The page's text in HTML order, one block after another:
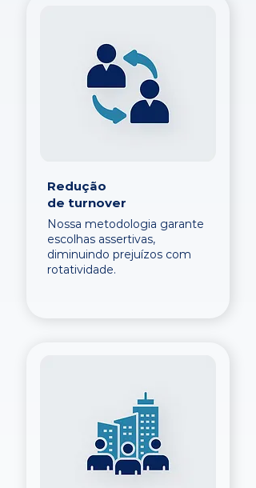
Redução
de turnover
Nossa metodologia garante
escolhas assertivas,
diminuindo prejuízos com
rotatividade.